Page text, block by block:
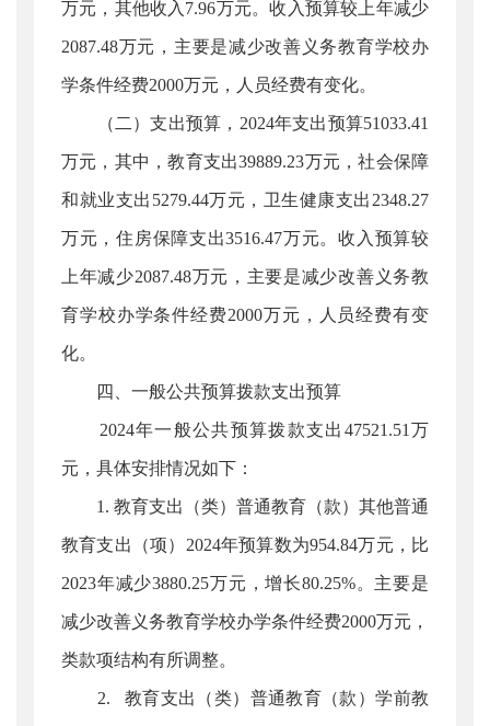
万元，其他收入7.96万元。收入预算较上年减少
2087.48万元，主要是减少改善义务教育学校办
学条件经费2000万元，人员经费有变化。
（二）支出预算，2024年支出预算51033.41
万元，其中，教育支出39889.23万元，社会保障
和就业支出5279.44万元，卫生健康支出2348.27
万元，住房保障支出3516.47万元。收入预算较
上年减少2087.48万元，主要是减少改善义务教
育学校办学条件经费2000万元，人员经费有变
化。
四、一般公共预算拨款支出预算
2024年一般公共预算拨款支出47521.51万
元，具体安排情况如下：
1. 教育支出（类）普通教育（款）其他普通
教育支出（项）2024年预算数为954.84万元，比
2023年减少3880.25万元，增长80.25%。主要是
减少改善义务教育学校办学条件经费2000万元，
类款项结构有所调整。
2. 教育支出（类）普通教育（款）学前教